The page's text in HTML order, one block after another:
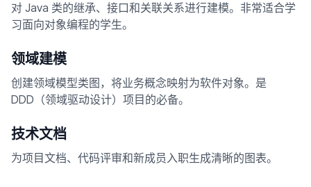
对 Java 类的继承、接口和关联关系进行建模。非常适合学
习面向对象编程的学生。
领域建模
创建领域模型类图，将业务概念映射为软件对象。是
DDD（领域驱动设计）项目的必备。
技术文档
为项目文档、代码评审和新成员入职生成清晰的图表。